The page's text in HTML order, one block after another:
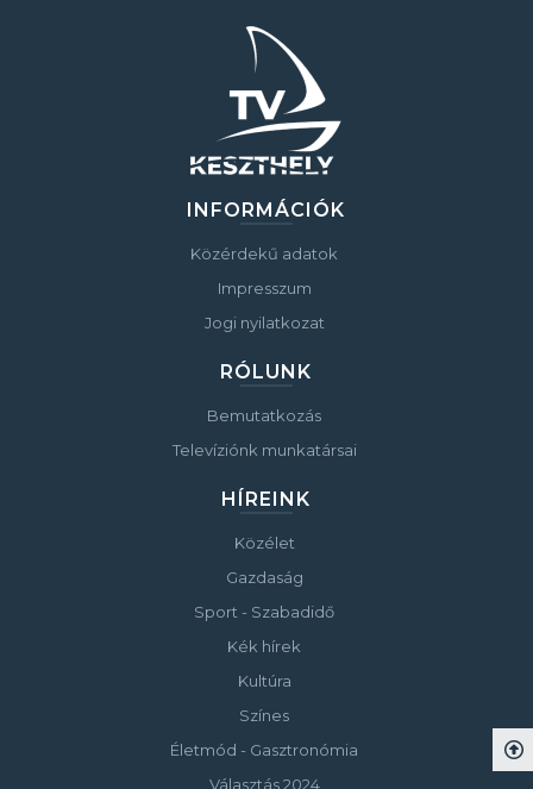
INFORMÁCIÓK
Közérdekű adatok
Impresszum
Jogi nyilatkozat
RÓLUNK
Bemutatkozás
Televíziónk munkatársai
HÍREINK
Közélet
Gazdaság
Sport - Szabadidő
Kék hírek
Kultúra
Színes
Életmód - Gasztronómia
Választás 2024